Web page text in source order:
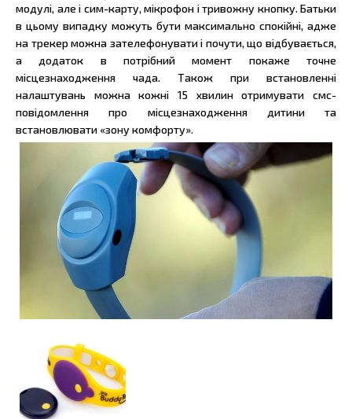
модулі, але і сим-карту, мікрофон і тривожну кнопку. Батьки
в цьому випадку можуть бути максимально спокійні, адже
на трекер можна зателефонувати і почути, що відбувається,
а додаток в потрібний момент покаже точне
місцезнаходження чада. Також при встановленні
налаштувань можна кожні 15 хвилин отримувати смс-
повідомлення про місцезнаходження дитини та
встановлювати «зону комфорту».